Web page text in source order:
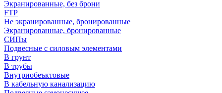
Экранированные, без брони
FTP
Не экранированные, бронированные
Экранированные, бронированные
СИПы
Подвесные с силовым элементами
В грунт
В трубы
Внутриобеъктовые
В кабельную канализацию